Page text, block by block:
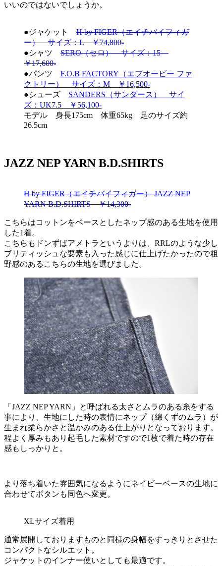
いいのではないでしょうか。
●ジャケット H by FIGER（エイチバイフィガ
ー） サイズ：L ￥74,800-
●シャツ SERO（セロ） サイズ：15
￥17,600-
●パンツ F.O.B FACTORY（エフオービー ファ
クトリー） サイズ：M ￥16,500-
●シューズ SANDERS（サンダース） サイ
ズ：UK7.5 ￥56,100-
モデル 身長175cm 体重65kg 足のサイズ約
26.5cm
JAZZ NEP YARN B.D.SHIRTS
H by FIGER（エイチバイフィガー） JAZZ NEP
YARN B.D.SHIRTS ￥14,300-
こちらはコットンをベースとしたネップ感のある生地を使用
した1着。
こちらもドンずばアメトラというよりは、RRLのような少し
ブリティッシュな要素も入った感じに仕上げたかったので粗
野感のあるこちらの生地を選びました。
「JAZZ NEP YARN」と呼ばれる太さとムラのある糸をする
事により、生地にした時の表情にネップ（綿くずのムラ）が
生まれ柔らかさと温かみのある仕上がりとなっております。
程よく厚みもあり起毛した素材ですので1枚で着た時の存在
感もしっかりと。
より落ち着いた雰囲気になるようにネイビーベースの生地に
合わせてボタンも同色へ変更。
XLサイズ着用
通常展開しておりますものと同様の身幅をすっきりとさせた
コンパクトなシルエット。
ジャケットのインナー使いとしても最適です。